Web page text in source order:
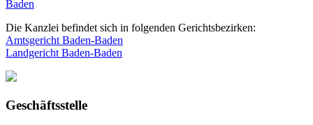
Baden
Die Kanzlei befindet sich in folgenden Gerichtsbezirken:
Amtsgericht Baden-Baden
Landgericht Baden-Baden
Geschäftsstelle